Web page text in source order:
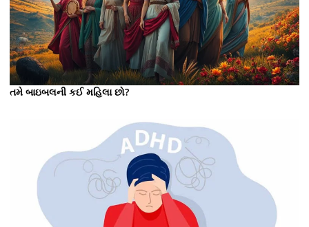
તમે બાઇબલની કઈ મહિલા છો?